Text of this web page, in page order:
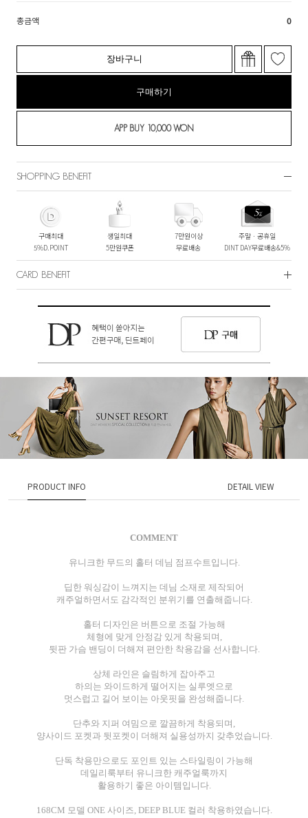
총금액 0
장바구니
구매하기
SHOPPING BENEFIT
구매최대
5%D.POINT
생일최대
5만원쿠폰
7만원이상
무료배송
주말ㆍ공휴일
DINT DAY무료배송&5%
CARD BENEFIT
PRODUCT INFO DETAIL VIEW
COMMENT
유니크한 무드의 홀터 데님 점프수트입니다.
딥한 워싱감이 느껴지는 데님 소재로 제작되어
캐주얼하면서도 감각적인 분위기를 연출해줍니다.
홀터 디자인은 버튼으로 조절 가능해
체형에 맞게 안정감 있게 착용되며,
뒷판 가슴 밴딩이 더해져 편안한 착용감을 선사합니다.
상체 라인은 슬림하게 잡아주고
하의는 와이드하게 떨어지는 실루엣으로
멋스럽고 길어 보이는 아웃핏을 완성해줍니다.
단추와 지퍼 여밈으로 깔끔하게 착용되며,
양사이드 포켓과 뒷포켓이 더해져 실용성까지 갖추었습니다.
단독 착용만으로도 포인트 있는 스타일링이 가능해
데일리룩부터 유니크한 캐주얼룩까지
활용하기 좋은 아이템입니다.
168CM 모델 ONE 사이즈, DEEP BLUE 컬러 착용하였습니다.